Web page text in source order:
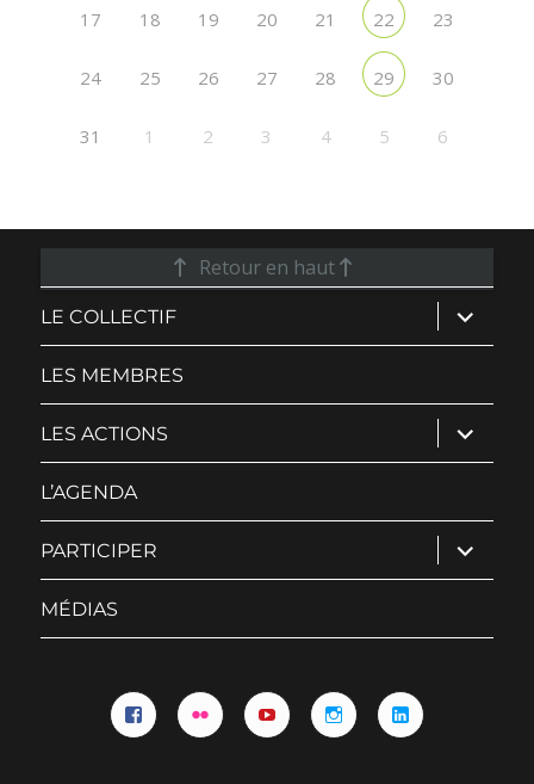
17 18 19 20 21 22 23
24 25 26 27 28 29 30
31 1 2 3 4 5 6
Retour en haut
LE COLLECTIF ouvrir
le
sous-
LES MEMBRES
LES ACTIONS ouvrir
le
sous-
L’AGENDA
PARTICIPER ouvrir
le
sous-
MÉDIAS